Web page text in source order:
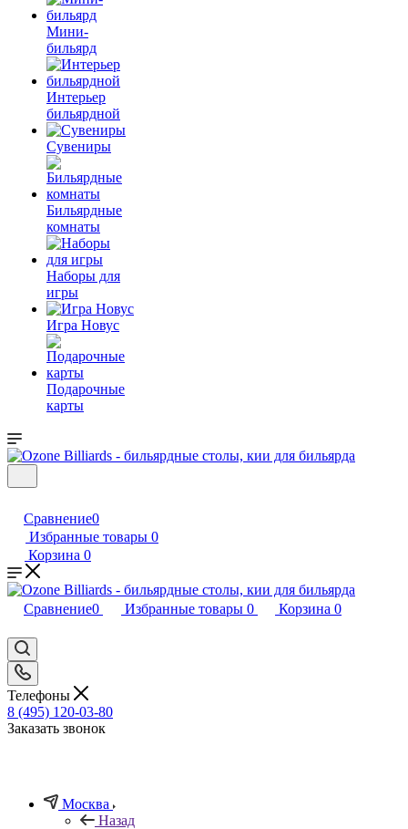
Мини-
бильярд
Интерьер
бильярдной
Сувениры
Бильярдные
комнаты
Наборы для
игры
Игра Новус
Подарочные
карты
Сравнение0
Избранные товары 0
Корзина 0
Сравнение0 Избранные товары 0 Корзина 0
Телефоны
8 (495) 120-03-80
Заказать звонок
Москва
Назад